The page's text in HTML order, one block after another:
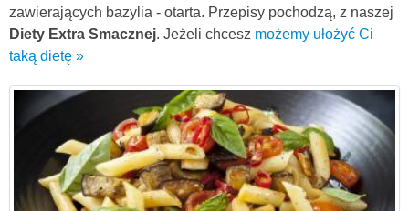
zawierających bazylia - otarta. Przepisy pochodzą, z naszej
Diety Extra Smacznej. Jeżeli chcesz możemy ułożyć Ci
taką dietę »